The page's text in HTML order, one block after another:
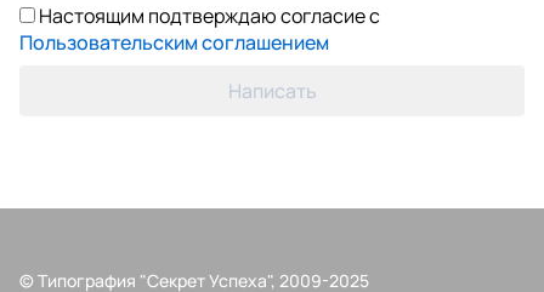
Настоящим подтверждаю согласие с
Пользовательским соглашением
Написать
© Типография "Секрет Успеха", 2009-2025